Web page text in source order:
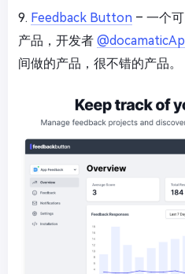
9. Feedback Button – 一个
产品，开发者
间做的产品，很不错的产品。